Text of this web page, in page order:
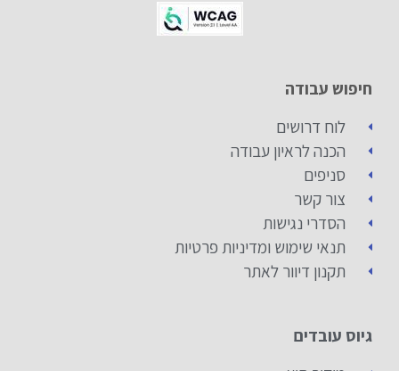
חיפוש עבודה
לוח דרושים
הכנה לראיון עבודה
סניפים
צור קשר
הסדרי נגישות
תנאי שימוש ומדיניות פרטיות
תקנון דיוור לאתר
גיוס עובדים